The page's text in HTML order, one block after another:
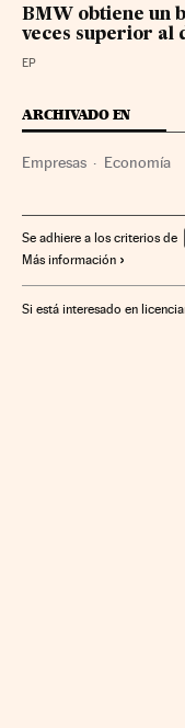
BMW obtiene un
veces superior al
EP
ARCHIVADO EN
Empresas Economía
Se adhiere a los criterios de
Más información
Si está interesado en